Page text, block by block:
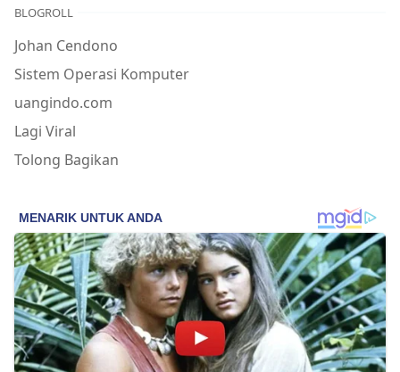
BLOGROLL
Johan Cendono
Sistem Operasi Komputer
uangindo.com
Lagi Viral
Tolong Bagikan